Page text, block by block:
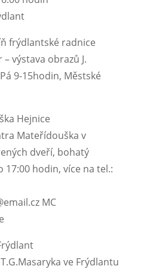
frýdlantské radnice
výstava obrazů J.
9-15hodin, Městské
Hejnice
Mateřídouška v
dveří, bohatý
17:00 hodin, více na tel.:
MC
ve Frýdlantu